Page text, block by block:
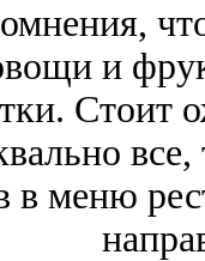
и
Стоит
в меню